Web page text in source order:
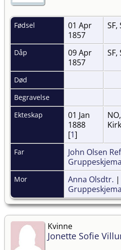
Fødsel
01 Apr
1857
SF,
Dåp
09 Apr
1857
Død
Begravelse
Ekteskap
01 Jan
1888
[1]
Far John Olsen
Gruppeskjema
Mor Anna Olsdtr. |
Gruppeskjema
Kvinne
Jonette Sofie